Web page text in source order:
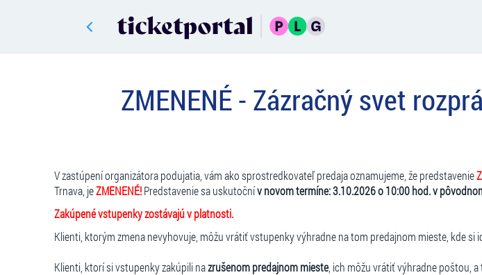
ZMENENÉ - Zázračný svet
V zastúpení organizátora podujatia, vám ako sprostredkovateľ predaja oznamujeme, že predstavenie
Trnava, jeZMENENÉ!Predstavenie sa uskutočnív novom termíne: 3.10.2026 o 10:00 hod. v
Zakúpené vstupenky zostávajú v platnosti.
Klienti, ktorým zmena nevyhovuje, môžu vrátiť vstupenky výhradne na tom predajnom mieste, kde si
Klienti, ktorí si vstupenky zakúpili nazrušenom predajnom mieste, ich môžu vrátiť výhradne poštou,